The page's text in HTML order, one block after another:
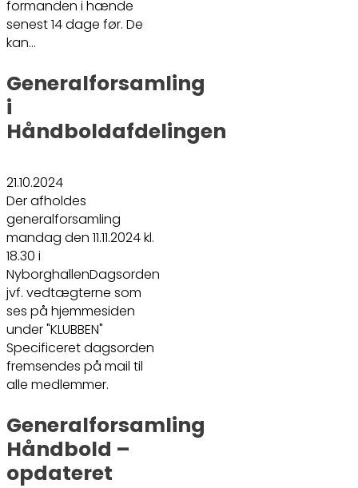
formanden i hænde
senest 14 dage før. De
kan…
Generalforsamling
i
Håndboldafdelingen
21.10.2024
Der afholdes
generalforsamling
mandag den 11.11.2024 kl.
18.30 i
NyborghallenDagsorden
jvf. vedtægterne som
ses på hjemmesiden
under "KLUBBEN"
Specificeret dagsorden
fremsendes på mail til
alle medlemmer.
Generalforsamling
Håndbold –
opdateret